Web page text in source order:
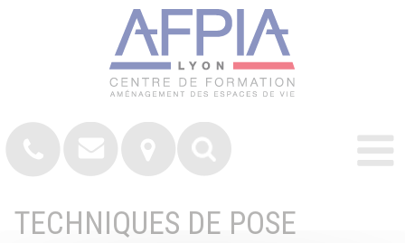
TECHNIQUES DE POSE